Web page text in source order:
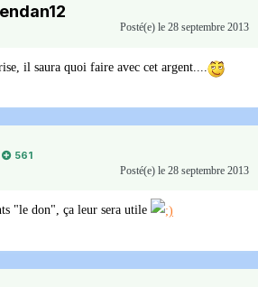
Posté(e) le 28 septembre 2013
il saura quoi faire avec cet argent....
561
Posté(e) le 28 septembre 2013
"le don", ça leur sera utile